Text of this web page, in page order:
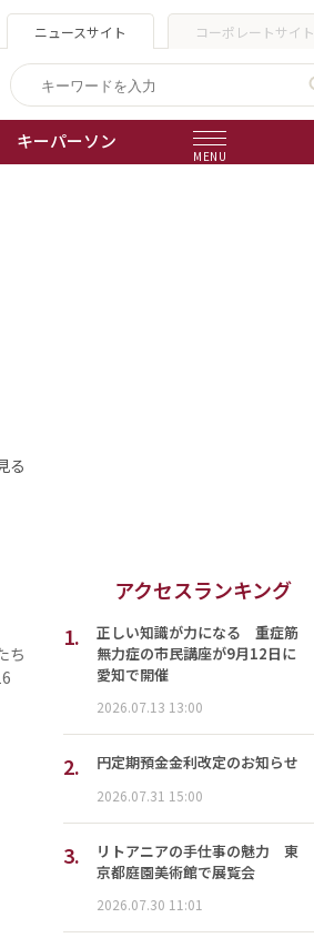
ニュースサイト コーポレートサイト
キーパーソン
MENU
る
ち
アクセスランキング
1.
正しい知識が力になる 重症筋
無力症の市民講座が9月12日に
愛知で開催
2026.07.13 13:00
2. 円定期預金金利改定のお知らせ
2026.07.31 15:00
3.
リトアニアの手仕事の魅力 東
京都庭園美術館で展覧会
2026.07.30 11:01